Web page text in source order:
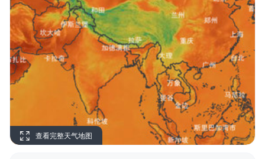
查看完整天气地图